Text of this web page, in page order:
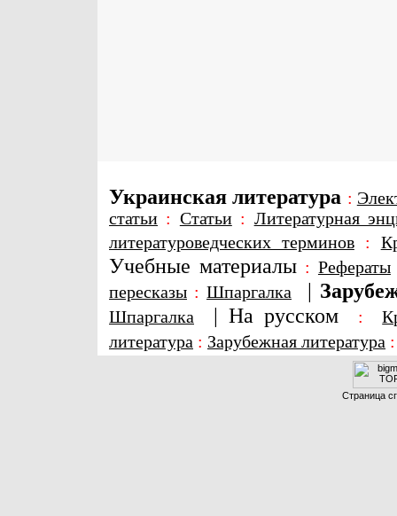
Украинская литература :
статьи : Статьи: Литературная
литературоведческих терминов:
Учебные материалы : Рефераты
пересказы : Шпаргалка |
Шпаргалка | На русском :
литература : Зарубежная литература
Страница